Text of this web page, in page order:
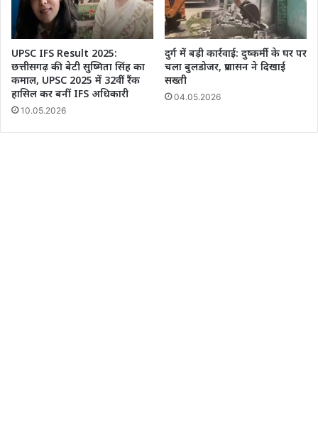
UPSC IFS Result 2025:
छत्तीसगढ़ की बेटी सुष्मिता सिंह का
कमाल, UPSC 2025 में 32वीं रैंक
हासिल कर बनीं IFS अधिकारी
10.05.2026
दुर्ग में बड़ी कार्रवाई: दुष्कर्मी के घर पर
चला बुलडोजर, प्रशासन ने दिखाई
सख्ती
04.05.2026